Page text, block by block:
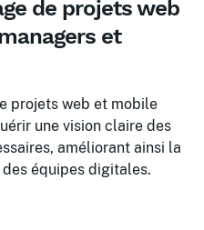
de projets web
et
projets web et mobile
une vision claire des
améliorant ainsi la
équipes digitales.